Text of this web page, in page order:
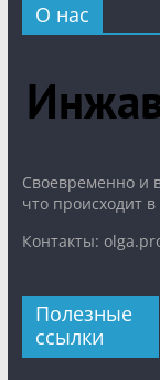
О нас
Cвоевременно и
что происходит
Контакты:
Полезные
ссылки